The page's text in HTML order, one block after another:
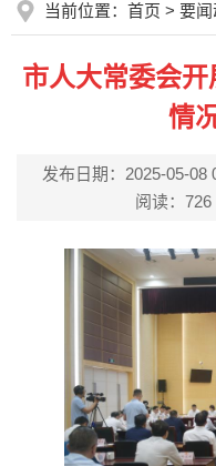
当前位置： 首页 > 要
市人大常委会
情
发布日期：2025-05-08
阅读： 726